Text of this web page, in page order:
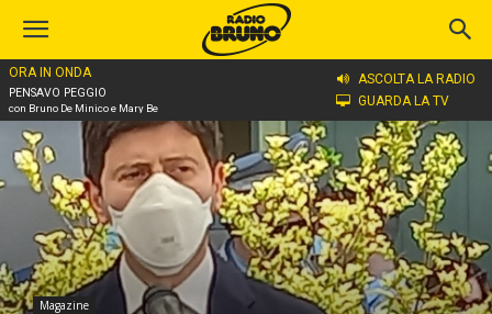
ORA IN ONDA
PENSAVO PEGGIO
con Bruno De Minico e Mary Be
ASCOLTA LA RADIO
GUARDA LA TV
Home
Magazine